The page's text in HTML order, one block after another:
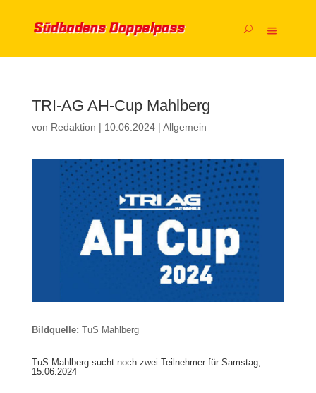
TRI-AG AH-Cup Mahlberg
von Redaktion | 10.06.2024| Allgemein
Bildquelle: TuS Mahlberg
TuS Mahlberg sucht noch zwei Teilnehmer für Samstag,
15.06.2024